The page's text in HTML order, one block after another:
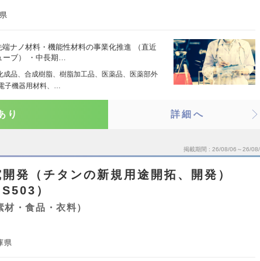
ナノ材料・機能性材料の事業化推進 （直近
ブ） ・中長期…
成品、合成樹脂、樹脂加工品、医薬品、医薬部外
機器用材料、…
り 詳細へ
掲載期間 26/08/06～26/
発（チタンの新規用途開拓、開発）
）
・食品・衣料）
県